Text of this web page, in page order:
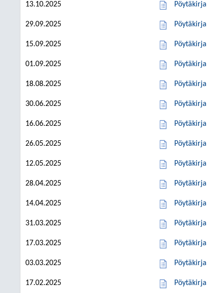
13.10.2025 Pöytäkirja
29.09.2025 Pöytäkirja
15.09.2025 Pöytäkirja
01.09.2025 Pöytäkirja
18.08.2025 Pöytäkirja
30.06.2025 Pöytäkirja
16.06.2025 Pöytäkirja
26.05.2025 Pöytäkirja
12.05.2025 Pöytäkirja
28.04.2025 Pöytäkirja
14.04.2025 Pöytäkirja
31.03.2025 Pöytäkirja
17.03.2025 Pöytäkirja
03.03.2025 Pöytäkirja
17.02.2025 Pöytäkirja